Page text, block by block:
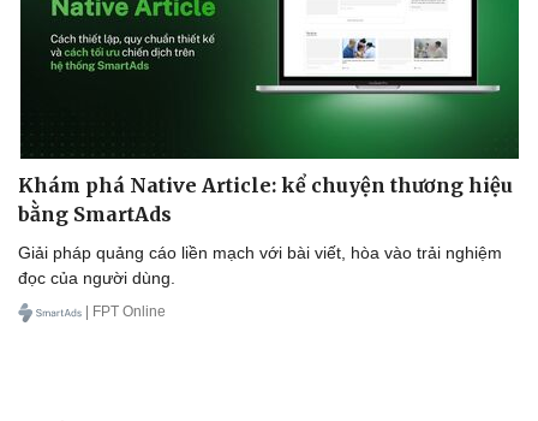
Khám phá Native Article: kể chuyện thương hiệu
bằng SmartAds
Giải pháp quảng cáo liền mạch với bài viết, hòa vào trải nghiệm
đọc của người dùng.
| FPT Online